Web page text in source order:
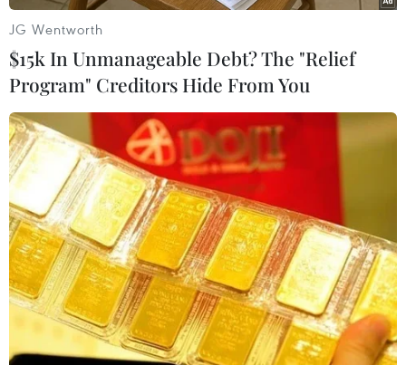
TIN LIÊN QUAN
Nhìn lại phiên tòa xử Hoài DJ và
đường dây ma túy “nước vui” chấn động
JG Wentworth
$15k In Unmanageable Debt? The "Relief
Program" Creditors Hide From You